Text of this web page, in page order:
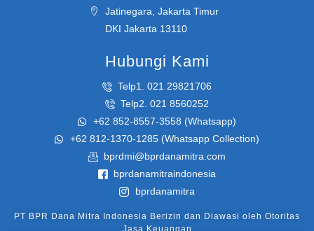
Jatinegara, Jakarta Timur
DKI Jakarta 13110
Hubungi Kami
Telp1. 021 29821706
Telp2. 021 8560252​
+62 852-8557-3558 (Whatsapp)
+62 812-1370-1285 (Whatsapp Collection)
bprdmi@bprdanamitra.com
bprdanamitraindonesia
bprdanamitra
PT BPR Dana Mitra Indonesia Berizin dan Diawasi oleh Otoritas
Jasa Keuangan